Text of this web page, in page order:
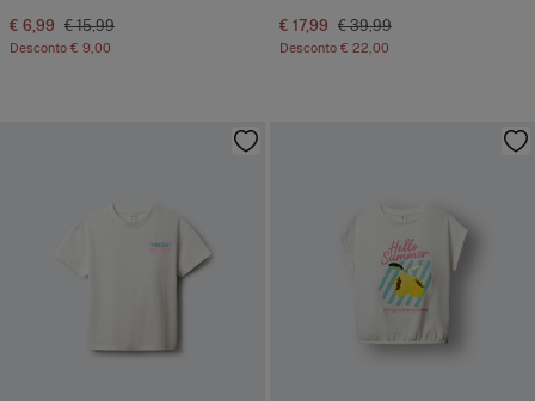
€ 6,99 € 15,99
Desconto € 9,00
€ 17,99 € 39,99
Desconto € 22,00